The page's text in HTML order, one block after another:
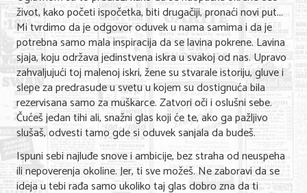
Hobi i razonoda
UPIS FIRMI
MARKETING
KONTAKT
O NAMA
život, kako početi ispočetka, biti drugačiji, pronaći novi put...
Mi tvrdimo da je odgovor oduvek u nama samima i da je
potrebna samo mala inspiracija da se lavina pokrene. Lavina
sjaja, koju održava jedinstvena iskra u svakoj od nas. Upravo
zahvaljujući toj malenoj iskri, žene su stvarale istoriju, gluve i
slepe za predrasude u svetu u kojem su dostignuća bila
rezervisana samo za muškarce. Zatvori oči i oslušni sebe.
Čućeš jedan tihi ali, snažni glas koji će te, ako ga pažljivo
slušaš, odvesti tamo gde si oduvek sanjala da budeš.
Ispuni sebi najluđe snove i ambicije, bez straha od neuspeha
ili nepoverenja okoline. Jer, ti sve možeš. Ne zaboravi da se
ideja u tebi rađa samo ukoliko taj glas dobro zna da ti